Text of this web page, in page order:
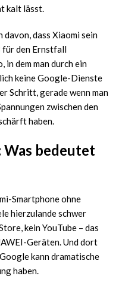
kalt lässt.
davon, dass Xiaomi sein
für den Ernstfall
dem man durch ein
keine Google-Dienste
Schritt, gerade wenn man
zwischen den
haben.
Was bedeutet
Smartphone ohne
hierzulande schwer
kein YouTube – das
Geräten. Und dort
kann dramatische
haben.